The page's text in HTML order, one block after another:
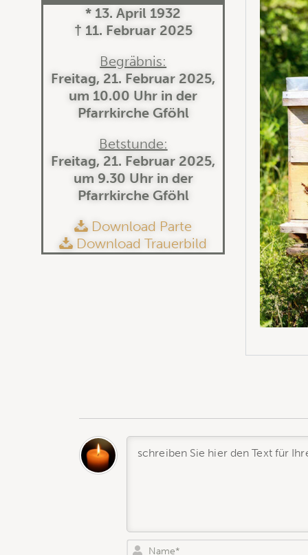
* 13. April 1932
† 11. Februar 2025
Begräbnis:
Freitag, 21. Februar 2025,
um 10.00 Uhr in der
Pfarrkirche Gföhl
Betstunde:
Freitag, 21. Februar 2025,
um 9.30 Uhr in der
Pfarrkirche Gföhl
Download Parte
Download Trauerbild